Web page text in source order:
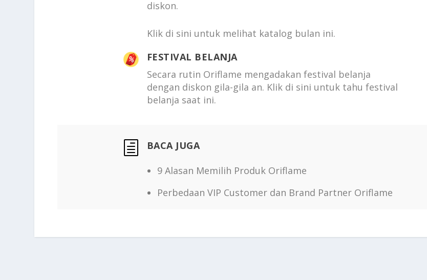
diskon.
Klik di sini untuk melihat katalog bulan ini.
FESTIVAL BELANJA
Secara rutin Oriflame mengadakan festival belanja
dengan diskon gila-gila an. Klik di sini untuk tahu festival
belanja saat ini.
h BACA JUGA
9 Alasan Memilih Produk Oriflame
Perbedaan VIP Customer dan Brand Partner Oriflame